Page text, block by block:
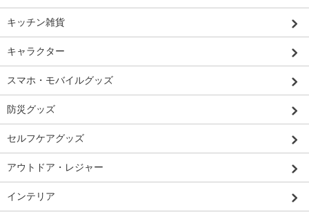
キッチン雑貨
キャラクター
スマホ・モバイルグッズ
防災グッズ
セルフケアグッズ
アウトドア・レジャー
インテリア